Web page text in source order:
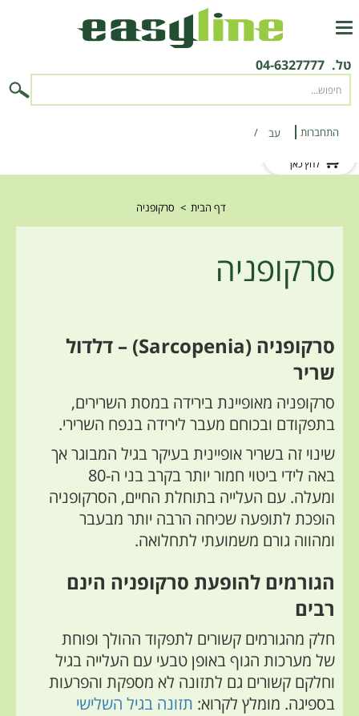
טל. 04-6327777
התחברות ‫עב‬
לחץ כאן
דף הבית > סרקופניה
סרקופניה
סרקופניה (Sarcopenia) – דלדול
שריר
סרקופניה מאופיינת בירידה במסת השרירים,
בתפקודם ובכוחם מעבר לירידה בנפח השרירי.
שינוי זה בשריר אופיינית בעיקר בגיל המבוגר אך
באה לידי ביטוי חמור יותר בקרב בני ה-80
ומעלה. עם העלייה בתוחלת החיים, הסרקופניה
הופכת לתופעה שכיחה הרבה יותר מבעבר
ומהווה גורם משמועתי לתחלואה.
הגורמים להופעת סרקופניה הינם
רבים
חלק מהגורמים קשורים לתפקוד ההולך ופוחת
של מערכות הגוף באופן טבעי עם העלייה בגיל
וחלקם קשורים גם לתזונה לא מספקת והפרעות
בספיגה. מומלץ לקרוא: תזונה בגיל השלישי